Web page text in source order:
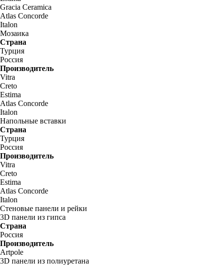
Gracia Ceramica
Atlas Concorde
Italon
Мозаика
Страна
Турция
Россия
Производитель
Vitra
Creto
Estima
Atlas Concorde
Italon
Напольные вставки
Страна
Турция
Россия
Производитель
Vitra
Creto
Estima
Atlas Concorde
Italon
Стеновые панели и рейки
3D панели из гипса
Страна
Россия
Производитель
Artpole
3D панели из полиуретана